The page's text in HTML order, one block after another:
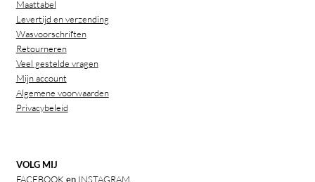
Maattabel
Levertijd en verzending
Wasvoorschriften
Retourneren
Veel gestelde vragen
Mijn account
Algemene voorwaarden
Privacybeleid
VOLG MIJ
FACEBOOK en INSTAGRAM